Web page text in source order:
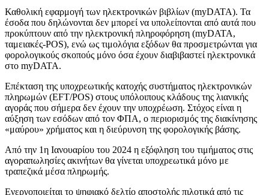
Καθολική εφαρμογή των ηλεκτρονικών βιβλίων (myDATA). Τα
έσοδα που δηλώνονται δεν μπορεί να υπολείπονται από αυτά που
προκύπτουν από την ηλεκτρονική πληροφόρηση (myDATA,
ταμειακές-POS), ενώ ως τιμολόγια εξόδων θα προσμετρώνται για
φορολογικούς σκοπούς μόνο όσα έχουν διαβιβαστεί ηλεκτρονικά
στο myDATA.
Επέκταση της υποχρεωτικής κατοχής συστήματος ηλεκτρονικών
πληρωμών (EFT/POS) στους υπόλοιπους κλάδους της λιανικής
αγοράς που σήμερα δεν έχουν την υποχρέωση. Στόχος είναι η
αύξηση των εσόδων από τον ΦΠΑ, ο περιορισμός της διακίνησης
«μαύρου» χρήματος και η διεύρυνση της φορολογικής βάσης.
Από την 1η Ιανουαρίου του 2024 η εξόφληση του τιμήματος στις
αγοραπωλησίες ακινήτων θα γίνεται υποχρεωτικά μόνο με
τραπεζικά μέσα πληρωμής.
Ενεργοποιείται το ψηφιακό δελτίο αποστολής πιλοτικά από τις